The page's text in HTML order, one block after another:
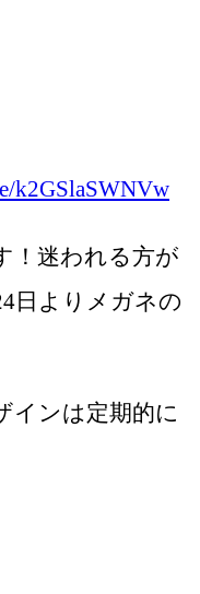
k2GSlaSWNVw
！迷われる方が
日よりメガネの
インは定期的に